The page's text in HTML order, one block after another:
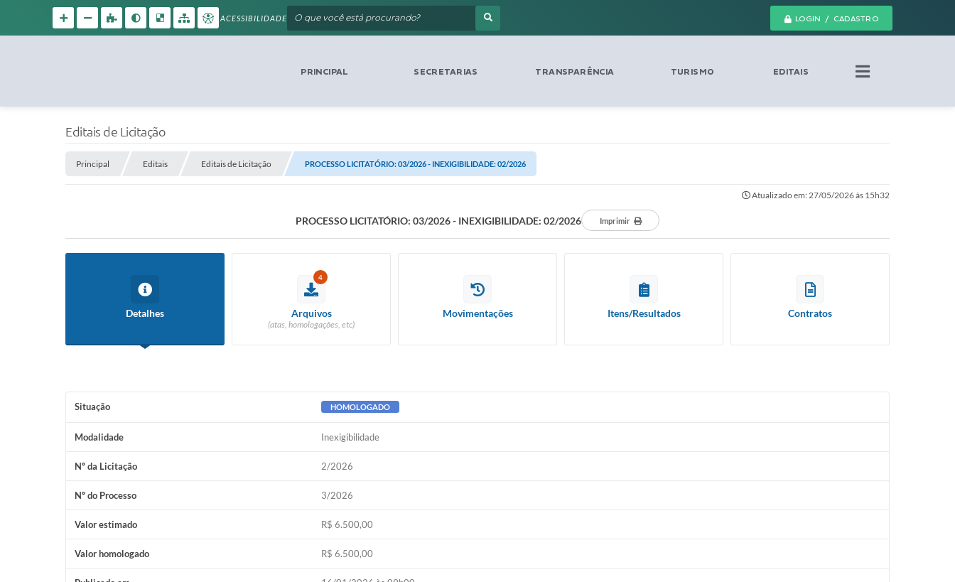
LOGIN / CADASTRO
ACESSIBILIDADE
PRINCIPAL SECRETARIAS TRANSPARÊNCIA TURISMO EDITAIS
Editais de Licitação
Principal Editais Editais de Licitação PROCESSO LICITATÓRIO: 03/2026 - INEXIGIBILIDADE: 02/2026
Atualizado em: 27/05/2026 às 15h32
PROCESSO LICITATÓRIO: 03/2026 - INEXIGIBILIDADE: 02/2026 Imprimir
Detalhes
4
Arquivos
(atas, homologações, etc)
Movimentações Itens/Resultados Contratos
Situação HOMOLOGADO
Modalidade Inexigibilidade
Nº da Licitação 2/2026
Nº do Processo 3/2026
Valor estimado R$ 6.500,00
Valor homologado R$ 6.500,00